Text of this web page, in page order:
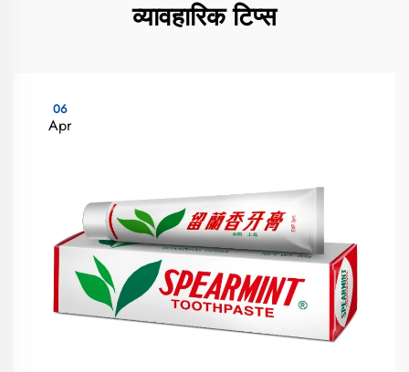
व्यावहारिक टिप्स
06
Apr